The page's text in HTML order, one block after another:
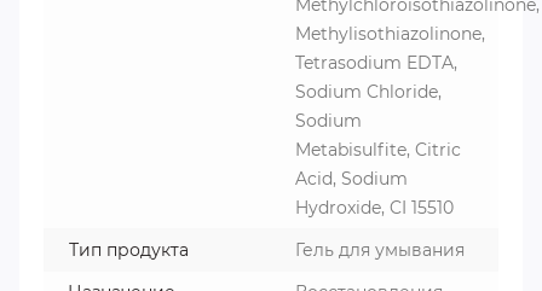
Methylchloroisothiazolinone,
Methylisothiazolinone,
Tetrasodium EDTA,
Sodium Chloride,
Sodium
Metabisulfite, Citric
Acid, Sodium
Hydroxide, CI 15510
Тип продукта
Гель для умывания